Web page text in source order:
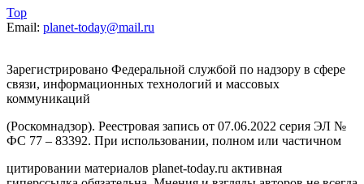
Top
Email: planet-today@mail.ru
Зарегистрировано Федеральной службой по надзору в сфере
связи, информационных технологий и массовых
коммуникаций
(Роскомнадзор). Реестровая запись от 07.06.2022 серия ЭЛ №
ФС 77 – 83392. При использовании, полном или частичном
цитировании материалов planet-today.ru активная